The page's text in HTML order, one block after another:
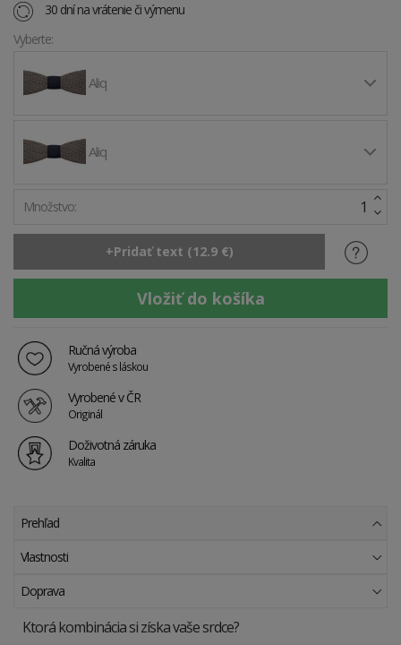
30 dní na vrátenie či výmenu
Vyberte:
Aliq
Aliq
Množstvo:
Ručná výroba
Vyrobené s láskou
Vyrobené v ČR
Originál
Doživotná záruka
Kvalita
Prehľad
Vlastnosti
Doprava
Ktorá kombinácia si získa vaše srdce?